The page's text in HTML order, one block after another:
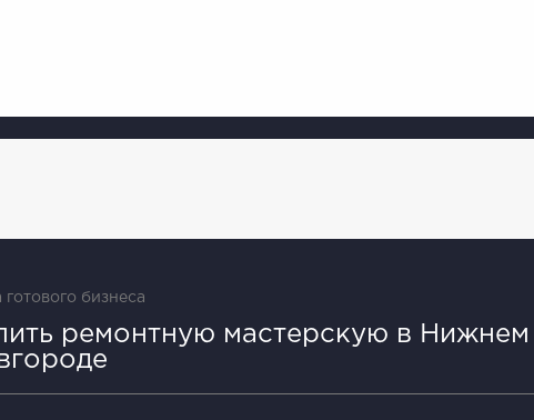
готового бизнеса
ремонтную мастерскую в Нижнем